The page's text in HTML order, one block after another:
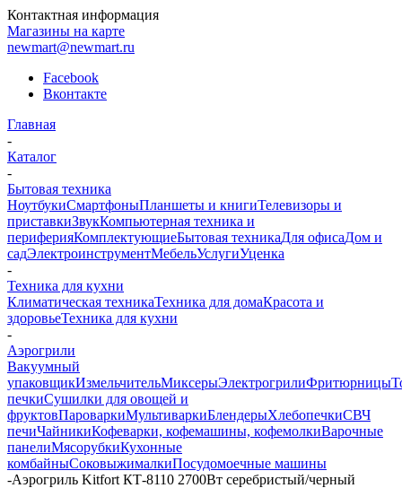
Контактная информация
Магазины на карте
newmart@newmart.ru
Facebook
Вконтакте
Главная
-
Каталог
-
Бытовая техника
НоутбукиСмартфоныПланшеты и книгиТелевизоры и
приставкиЗвукКомпьютерная техника и
периферияКомплектующиеБытовая техникаДля офисаДом и
садЭлектроинструментМебельУслугиУценка
-
Техника для кухни
Климатическая техникаТехника для домаКрасота и
здоровьеТехника для кухни
-
Аэрогрили
Вакуумный
упаковщикИзмельчительМиксерыЭлектрогрилиФритюрницы
печкиСушилки для овощей и
фруктовПароваркиМультиваркиБлендерыХлебопечкиСВЧ
печиЧайникиКофеварки, кофемашины, кофемолкиВарочные
панелиМясорубкиКухонные
комбайныСоковыжималкиПосудомоечные машины
-Аэрогриль Kitfort КТ-8110 2700Вт серебристый/черный